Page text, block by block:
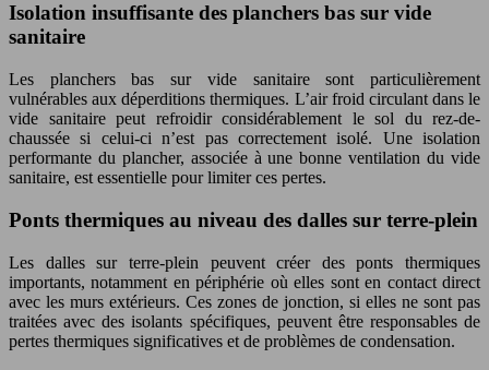
Isolation insuffisante des planchers bas sur vide
sanitaire
Les planchers bas sur vide sanitaire sont particulièrement
vulnérables aux déperditions thermiques. L’air froid circulant dans le
vide sanitaire peut refroidir considérablement le sol du rez-de-
chaussée si celui-ci n’est pas correctement isolé. Une isolation
performante du plancher, associée à une bonne ventilation du vide
sanitaire, est essentielle pour limiter ces pertes.
Ponts thermiques au niveau des dalles sur terre-plein
Les dalles sur terre-plein peuvent créer des ponts thermiques
importants, notamment en périphérie où elles sont en contact direct
avec les murs extérieurs. Ces zones de jonction, si elles ne sont pas
traitées avec des isolants spécifiques, peuvent être responsables de
pertes thermiques significatives et de problèmes de condensation.